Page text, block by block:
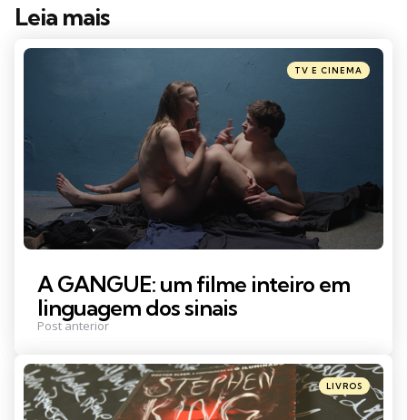
Leia mais
Post
navigation
Posted
in
TV E CINEMA
A GANGUE: um filme inteiro em
linguagem dos sinais
Post anterior
Posted
in
LIVROS